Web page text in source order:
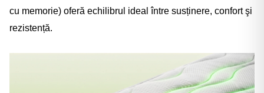
cu memorie) oferă echilibrul ideal între susținere, confort şi
rezistență.